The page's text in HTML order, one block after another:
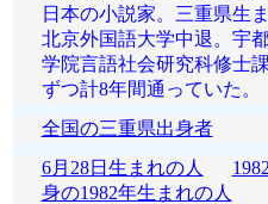
日本の小説家。三重県生
北京外国語大学中退。宇
学院言語社会研究科修士
ずつ計8年間通っていた。
全国の三重県出身者
6月28日生まれの人
身の1982年生まれの人